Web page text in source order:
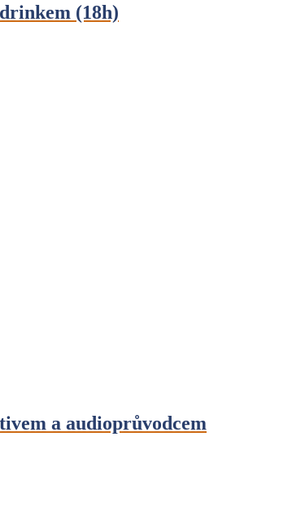
(18h)
a audioprůvodcem